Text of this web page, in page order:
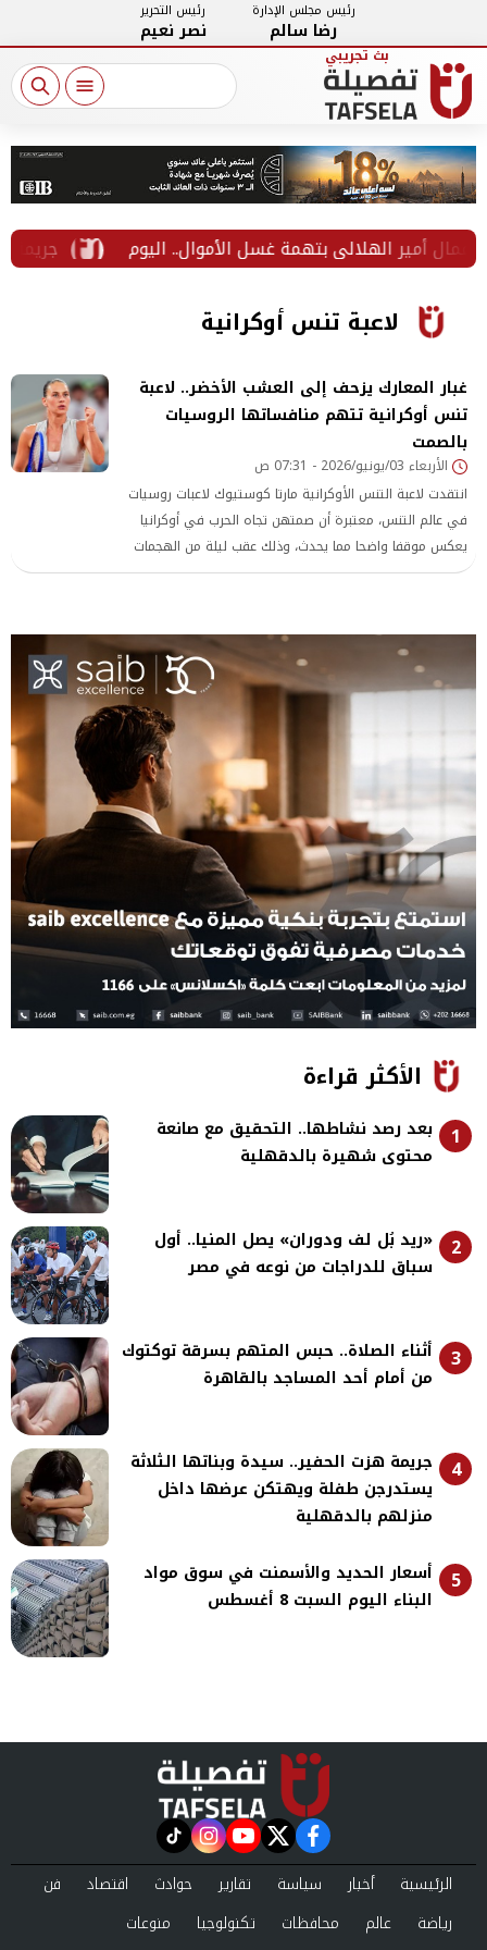
رئيس مجلس الإدارة
رضا سالم
رئيس التحرير
نصر نعيم
جريمة أمير الهلالي بتهمة غسل الأموال.. اليوم
لاعبة تنس أوكرانية
غبار المعارك يزحف إلى العشب الأخضر.. لاعبة
تنس أوكرانية تتهم منافساتها الروسيات
بالصمت
الأربعاء 03/يونيو/2026 - 07:31 ص
انتقدت لاعبة التنس الأوكرانية مارتا كوستيوك لاعبات روسيات
في عالم التنس، معتبرة أن صمتهن تجاه الحرب في أوكرانيا
يعكس موقفا واضحا مما يحدث، وذلك عقب ليلة من الهجمات
الصاروخية وهجمات الطائرات المسيرة التي استهدفت العاصمة
الأكثر قراءة
1
بعد رصد نشاطها.. التحقيق مع صانعة
محتوى شهيرة بالدقهلية
2
«ريد بُل لف ودوران» يصل المنيا.. أول
سباق للدراجات من نوعه في مصر
3
أثناء الصلاة.. حبس المتهم بسرقة توكتوك
من أمام أحد المساجد بالقاهرة
4
جريمة هزت الحفير.. سيدة وبناتها الثلاثة
يستدرجن طفلة ويهتكن عرضها داخل
منزلهم بالدقهلية
5
أسعار الحديد والأسمنت في سوق مواد
البناء اليوم السبت 8 أغسطس
facebook
twitter
youtube
instagram
tiktok
الرئيسية أخبار سياسة تقارير حوادث اقتصاد
فن
رياضة
عالم محافظات تكنولوجيا
منوعات